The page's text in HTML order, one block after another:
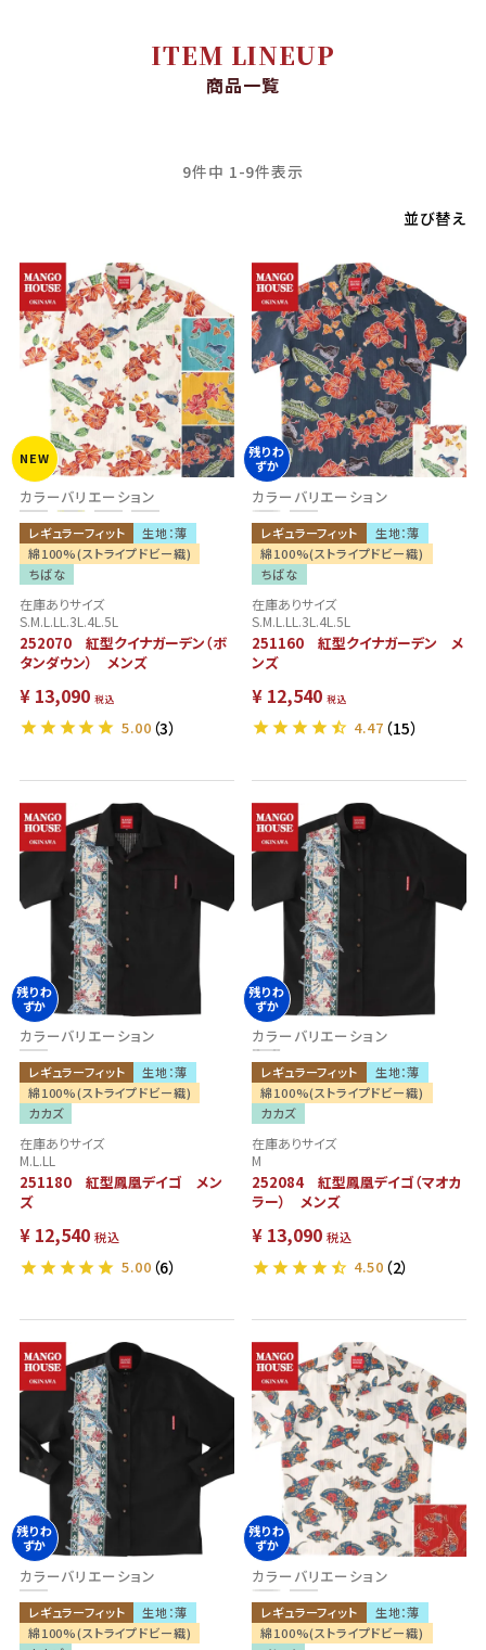
ITEM LINEUP
商品一覧
並び替え
9件中 1-9件表示
カラーバリエーション
レギュラーフィット
生地：薄
綿100%(ストライプドビー織)
ちばな
NEW
在庫ありサイズ
S.M.L.LL.3L.4L.5L
252070 紅型クイナガーデン（ボ
タンダウン） メンズ
¥ 13,090 税込
5.00 （3）
カラーバリエーション
レギュラーフィット
生地：薄
綿100%(ストライプドビー織)
ちばな
残りわ
ずか
在庫ありサイズ
S.M.L.LL.3L.4L.5L
251160 紅型クイナガーデン メ
ンズ
¥ 12,540 税込
4.47 （15）
カラーバリエーション
レギュラーフィット
生地：薄
綿100%(ストライプドビー織)
カカズ
残りわ
ずか
在庫ありサイズ
M.L.LL
251180 紅型鳳凰デイゴ メン
ズ
¥ 12,540 税込
5.00 （6）
カラーバリエーション
レギュラーフィット
生地：薄
綿100%(ストライプドビー織)
カカズ
残りわ
ずか
在庫ありサイズ
M
252084 紅型鳳凰デイゴ（マオカ
ラー） メンズ
¥ 13,090 税込
4.50 （2）
カラーバリエーション
レギュラーフィット
生地：薄
綿100%(ストライプドビー織)
残りわ
ずか
カラーバリエーション
レギュラーフィット
生地：薄
綿100%(ストライプドビー織)
残りわ
ずか